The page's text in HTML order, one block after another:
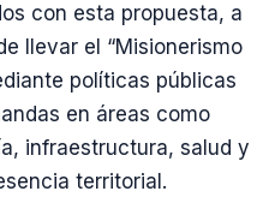
con esta propuesta, a
llevar el “Misionerismo
políticas públicas
en áreas como
infraestructura, salud y
territorial.